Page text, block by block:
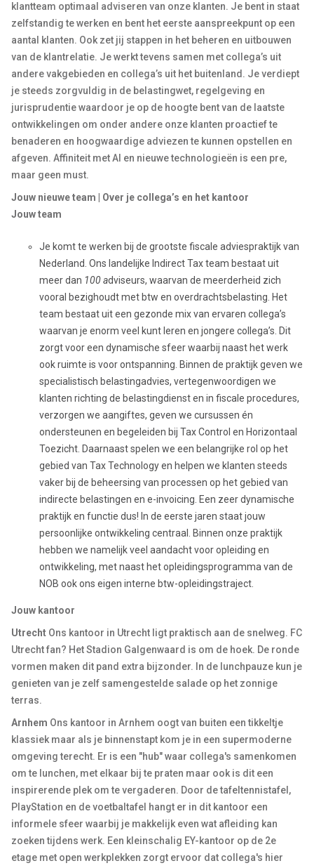
klantteam optimaal adviseren van onze klanten. Je bent in staat
zelfstandig te werken en bent het eerste aanspreekpunt op een
aantal klanten. Ook zet jij stappen in het beheren en uitbouwen
van de klantrelatie. Je werkt tevens samen met collega’s uit
andere vakgebieden en collega’s uit het buitenland. Je verdiept
je steeds zorgvuldig in de belastingwet, regelgeving en
jurisprudentie waardoor je op de hoogte bent van de laatste
ontwikkelingen om onder andere onze klanten proactief te
benaderen en hoogwaardige adviezen te kunnen opstellen en
afgeven. Affiniteit met AI en nieuwe technologieën is een pre,
maar geen must.
Jouw nieuwe team | Over je collega’s en het kantoor
Jouw team
Je komt te werken bij de grootste fiscale adviespraktijk van
Nederland. Ons landelijke Indirect Tax team bestaat uit
meer dan 100 adviseurs, waarvan de meerderheid zich
vooral bezighoudt met btw en overdrachtsbelasting. Het
team bestaat uit een gezonde mix van ervaren collega’s
waarvan je enorm veel kunt leren en jongere collega’s. Dit
zorgt voor een dynamische sfeer waarbij naast het werk
ook ruimte is voor ontspanning. Binnen de praktijk geven we
specialistisch belastingadvies, vertegenwoordigen we
klanten richting de belastingdienst en in fiscale procedures,
verzorgen we aangiftes, geven we cursussen én
ondersteunen en begeleiden bij Tax Control en Horizontaal
Toezicht. Daarnaast spelen we een belangrijke rol op het
gebied van Tax Technology en helpen we klanten steeds
vaker bij de beheersing van processen op het gebied van
indirecte belastingen en e-invoicing. Een zeer dynamische
praktijk en functie dus! In de eerste jaren staat jouw
persoonlijke ontwikkeling centraal. Binnen onze praktijk
hebben we namelijk veel aandacht voor opleiding en
ontwikkeling, met naast het opleidingsprogramma van de
NOB ook ons eigen interne btw-opleidingstraject.
Jouw kantoor
Utrecht Ons kantoor in Utrecht ligt praktisch aan de snelweg. FC
Utrecht fan? Het Stadion Galgenwaard is om de hoek. De ronde
vormen maken dit pand extra bijzonder. In de lunchpauze kun je
genieten van je zelf samengestelde salade op het zonnige
terras.
Arnhem Ons kantoor in Arnhem oogt van buiten een tikkeltje
klassiek maar als je binnenstapt kom je in een supermoderne
omgeving terecht. Er is een "hub" waar collega's samenkomen
om te lunchen, met elkaar bij te praten maar ook is dit een
inspirerende plek om te vergaderen. Door de tafeltennistafel,
PlayStation en de voetbaltafel hangt er in dit kantoor een
informele sfeer waarbij je makkelijk even wat afleiding kan
zoeken tijdens werk. Een kleinschalig EY-kantoor op de 2e
etage met open werkplekken zorgt ervoor dat collega's hier